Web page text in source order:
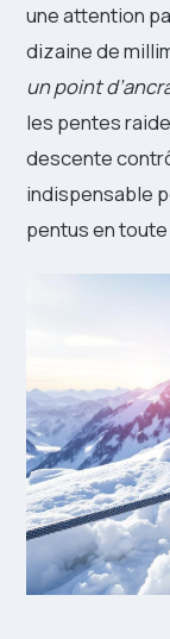
une attention
dizaine de
un point
les pentes
descente
indispensable
pentus en